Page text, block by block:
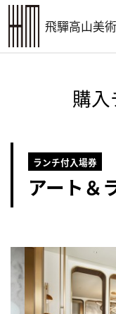
飛驒高山美
購
ランチ付入場券
アート＆